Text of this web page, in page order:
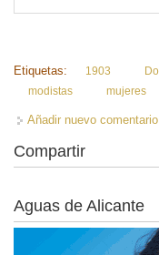
Etiquetas: 1903
modistas
mujeres
Añadir nuevo comentario
Compartir
Aguas de Alicante